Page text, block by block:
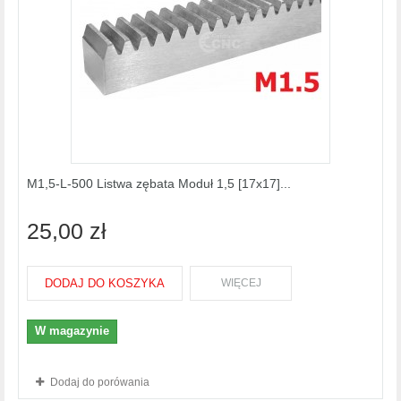
M1,5-L-500 Listwa zębata Moduł 1,5 [17x17]...
25,00 zł
DODAJ DO KOSZYKA WIĘCEJ
W magazynie
Dodaj do porówania